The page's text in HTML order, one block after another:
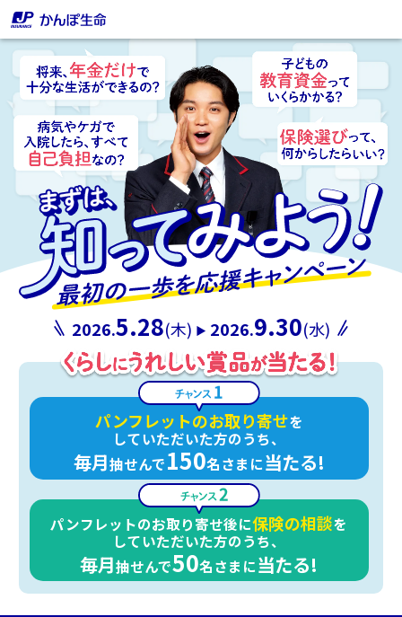
2026.5.28(木) 2026.9.30(水)
パンフレットのお取り寄せを
していただいた方のうち、
毎月抽せんで150名さまに当たる!
パンフレットのお取り寄せ後に保険の相談を
していただいた方のうち、
毎月抽せんで50名さまに当たる!